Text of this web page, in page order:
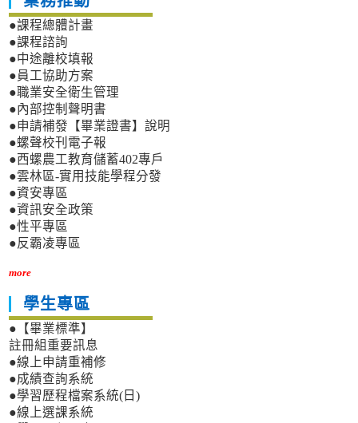
●課程總體計畫
●課程諮詢
●中途離校填報
●員工協助方案
●職業安全衛生管理
●內部控制聲明書
●申請補發【畢業證書】說明
●螺聲校刊電子報
●西螺農工教育儲蓄402專戶
●雲林區-實用技能學程分發
●資安專區
●資訊安全政策
●性平專區
●反霸凌專區
more
學生專區
●【畢業標準】
註冊組重要訊息
●線上申請重補修
●成績查詢系統
●學習歷程檔案系統(日)
●線上選課系統